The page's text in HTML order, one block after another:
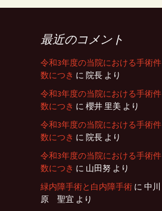
最近のコメント
令和3年度の当院における手術件
数につき に 院長 より
令和3年度の当院における手術件
数につき に 櫻井 里美 より
令和3年度の当院における手術件
数につき に 院長 より
令和3年度の当院における手術件
数につき に 山田努 より
緑内障手術と白内障手術 に 中川
原 聖宜 より